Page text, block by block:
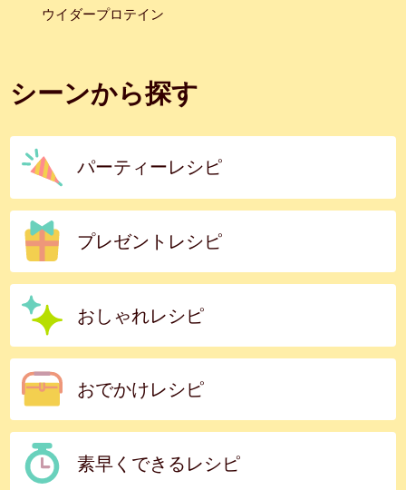
ウイダープロテイン
シーンから探す
パーティーレシピ
プレゼントレシピ
おしゃれレシピ
おでかけレシピ
素早くできるレシピ